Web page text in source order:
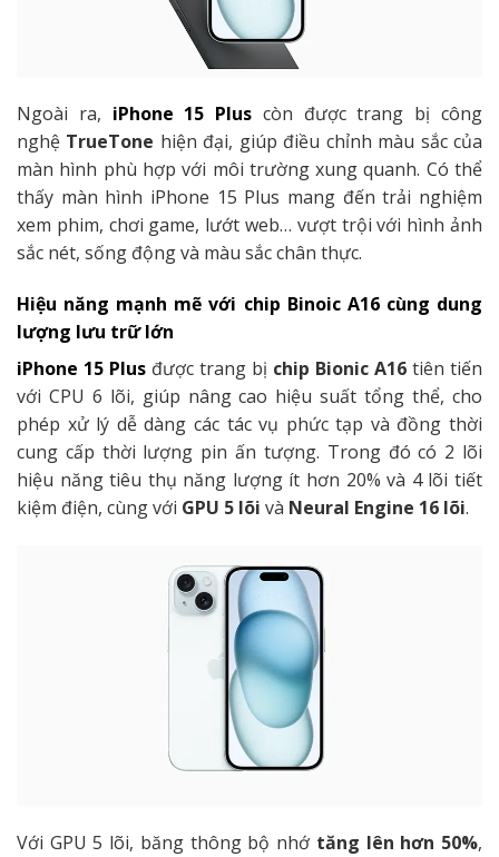
Ngoài ra, iPhone 15 Plus còn được trang bị công
nghệ TrueTone hiện đại, giúp điều chỉnh màu sắc của
màn hình phù hợp với môi trường xung quanh. Có thể
thấy màn hình iPhone 15 Plus mang đến trải nghiệm
xem phim, chơi game, lướt web… vượt trội với hình ảnh
sắc nét, sống động và màu sắc chân thực.
Hiệu năng mạnh mẽ với chip Binoic A16 cùng dung
lượng lưu trữ lớn
iPhone 15 Plus được trang bị chip Bionic A16 tiên tiến
với CPU 6 lõi, giúp nâng cao hiệu suất tổng thể, cho
phép xử lý dễ dàng các tác vụ phức tạp và đồng thời
cung cấp thời lượng pin ấn tượng. Trong đó có 2 lõi
hiệu năng tiêu thụ năng lượng ít hơn 20% và 4 lõi tiết
kiệm điện, cùng với GPU 5 lõi và Neural Engine 16 lõi.
Với GPU 5 lõi, băng thông bộ nhớ tăng lên hơn 50%,